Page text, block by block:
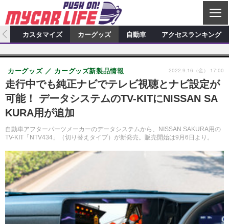
C
L
S
カーオーディオ
特集記事 新製品情報
プロショップ検索 ショップ訪問記
カーオーディオニュース デモカー製作記
その他
カスタマイズ
カスタマイズ特集記事 カスタマイズ新製品情報
カスタマイズニュース
カーグッズ
カーグッズ特集記事 カーグッズ新製品情報
カーグッズニュース
自動車
スクープ
カスタマイズ カーグッズ 自動車 アクセスランキング
走行中でも純正ナビでテレビ視聴とナビ設定が
可能！ データシステムのTV-KITにNISSAN SA
KURA用が追加
自動車アフターパーツメーカーのデータシステムから、NISSAN SAKURA用の
TV-KIT「NTV434」（切り替えタイプ）が新発売。販売開始は9月6日より。
カーグッズ カーグッズ新製品情報 2022.9.16（金） 17:00